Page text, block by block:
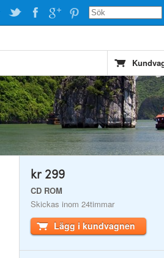
kr 299
CD ROM
Skickas inom 24timmar
Lägg i kundvagnen